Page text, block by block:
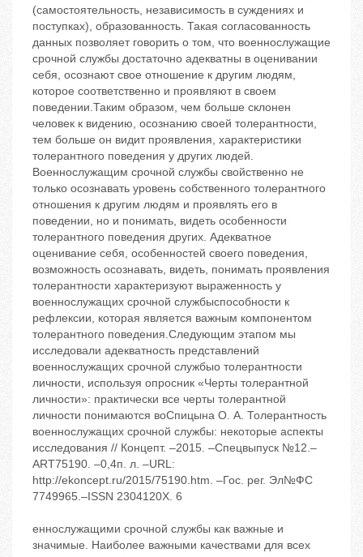
(самостоятельность, независимость в суждениях и
поступках), образованность. Такая согласованность
данных позволяет говорить о том, что военнослужащие
срочной службы достаточно адекватны в оценивании
себя, осознают свое отношение к другим людям,
которое соответственно и проявляют в своем
поведении.Таким образом, чем больше склонен
человек к видению, осознанию своей толерантности,
тем больше он видит проявления, характеристики
толерантного поведения у других людей.
Военнослужащим срочной службы свойственно не
только осознавать уровень собственного толерантного
отношения к другим людям и проявлять его в
поведении, но и понимать, видеть особенности
толерантного поведения других. Адекватное
оценивание себя, особенностей своего поведения,
возможность осознавать, видеть, понимать проявления
толерантности характеризуют выраженность у
военнослужащих срочной службыспособности к
рефлексии, которая является важным компонентом
толерантного поведения.Следующим этапом мы
исследовали адекватность представлений
военнослужащих срочной службыо толерантности
личности, используя опросник «Черты толерантной
личности»: практически все черты толерантной
личности понимаются воСпицына О. А. Толерантность
военнослужащих срочной службы: некоторые аспекты
исследования // Концепт. –2015. –Спецвыпуск №12.–
ART75190. –0,4п. л. –URL:
http://ekoncept.ru/2015/75190.htm. –Гос. рег. Эл№ФС
7749965.–ISSN 2304120X. 6
еннослужащими срочной службы как важные и
значимые. Наиболее важными качествами для всех